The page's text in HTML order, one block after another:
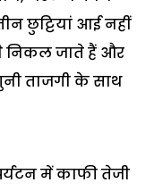
छुट्टियां आई नहीं
निकल जाते हैं और
ताजगी के साथ
में काफी तेजी